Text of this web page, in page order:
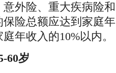
意外险、重大疾病险
险总额应达到家庭
年收入的10%以内。
60岁